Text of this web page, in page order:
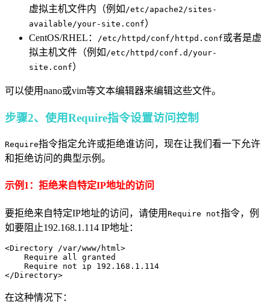
虚拟主机文件内（例如 /etc/apache2/sites-
available/your-site.conf）
CentOS/RHEL：
/etc/httpd/conf/httpd.conf或者是虚
拟主机文件（例如 /etc/httpd/conf.d/your-
site.conf）
可以使用nano或vim等文本编辑器来编辑这些文件。
步骤2、使用Require指令设置访问控制
Require指令指定允许或拒绝谁访问，现在让我们看一下允许
和拒绝访问的典型示例。
示例1：拒绝来自特定IP地址的访问
要拒绝来自特定IP地址的访问，请使用 Require not指令，例
如要阻止192.168.1.114 IP地址：
<Directory /var/www/html>
    Require all granted
    Require not ip 192.168.1.114
</Directory>
在这种情况下：